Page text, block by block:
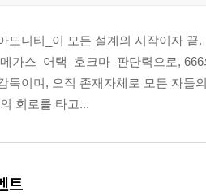
도니티_이 모든 설계의 시작이자
가스_어택_호크마_판단력으로,
독이며, 오직 존재자체로 모든 자들
의 회로를 타고...
트